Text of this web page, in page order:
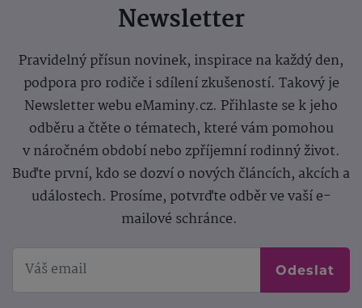
Newsletter
Pravidelný přísun novinek, inspirace na každý den,
podpora pro rodiče i sdílení zkušeností. Takový je
Newsletter webu eMaminy.cz. Přihlaste se k jeho
odběru a čtěte o tématech, které vám pomohou
v náročném období nebo zpříjemní rodinný život.
Buďte první, kdo se dozví o nových článcích, akcích a
událostech. Prosíme, potvrďte odběr ve vaší e-
mailové schránce.
Odeslat